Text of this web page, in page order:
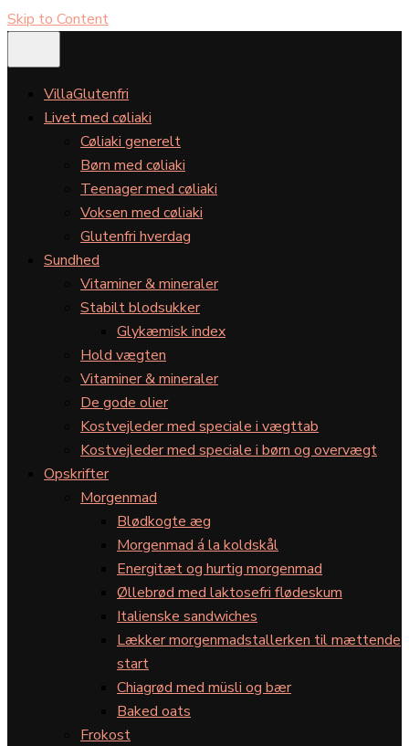
Skip to Content
VillaGlutenfri
Livet med cøliaki
Cøliaki generelt
Børn med cøliaki
Teenager med cøliaki
Voksen med cøliaki
Glutenfri hverdag
Sundhed
Vitaminer & mineraler
Stabilt blodsukker
Glykæmisk index
Hold vægten
Vitaminer & mineraler
De gode olier
Kostvejleder med speciale i vægttab
Kostvejleder med speciale i børn og overvægt
Opskrifter
Morgenmad
Blødkogte æg
Morgenmad á la koldskål
Energitæt og hurtig morgenmad
Øllebrød med laktosefri flødeskum
Italienske sandwiches
Lækker morgenmadstallerken til mættende
start
Chiagrød med müsli og bær
Baked oats
Frokost